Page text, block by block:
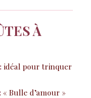
À
idéal pour trinquer
« Bulle d’amour »